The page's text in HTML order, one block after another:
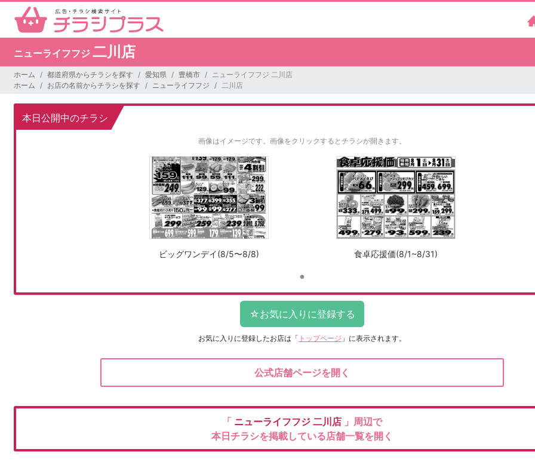
ニューライフフジ 二川店
ホーム 都道府県からチラシを探す 愛知県 豊橋市
ニューライフフジ 二川店
ホーム
お店の名前からチラシを探す ニューライフフジ 二川店
本日公開中のチラシ
画像はイメージです。 画像をクリックするとチラシが開きます。
ビッグワンデイ(8/5〜8/8) 食卓応援価(8/1~8/31)
お気に入りに登録したお店は 「 トップページ 」に表示されます。
公式店舗ページを開く
「 ニューライフフジ 二川店 」周辺で
本日チラシを掲載している店舗一覧を開く